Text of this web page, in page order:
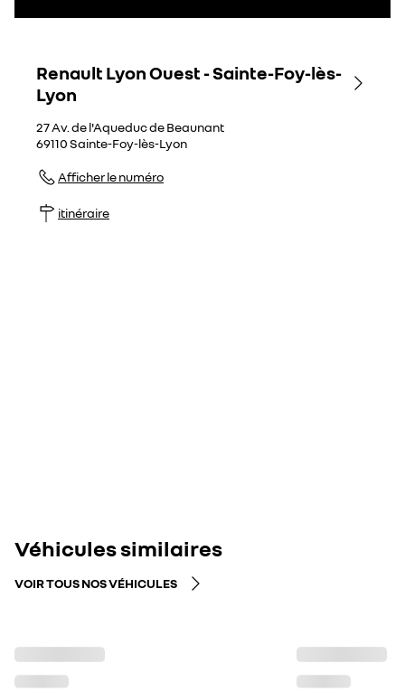
Renault Lyon Ouest - Sainte-Foy-lès-
Lyon
27 Av. de l'Aqueduc de Beaunant
69110Sainte-Foy-lès-Lyon
Afficher le numéro
itinéraire
Véhicules similaires
VOIR TOUS NOS VÉHICULES